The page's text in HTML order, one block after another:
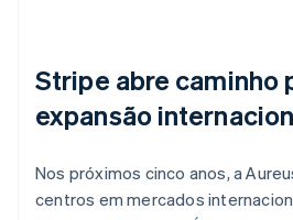
Stripe abre caminho
expansão
Nos próximos cinco anos, a
centros em mercados